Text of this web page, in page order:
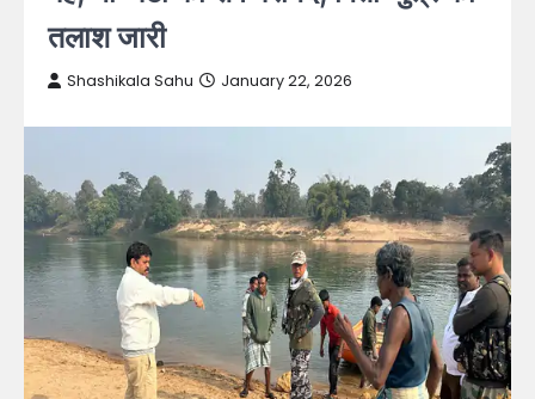
तलाश जारी
Shashikala Sahu January 22, 2026